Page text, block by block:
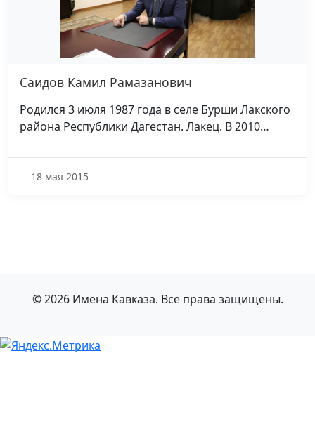
Саидов Камил Рамазанович
Родился 3 июля 1987 года в селе Бурши Лакского
района Республики Дагестан. Лакец. В 2010…
18 мая 2015
© 2026 Имена Кавказа. Все права защищены.